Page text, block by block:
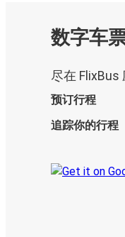
数字车
尽在 FlixBus
预订行程
追踪你的行程